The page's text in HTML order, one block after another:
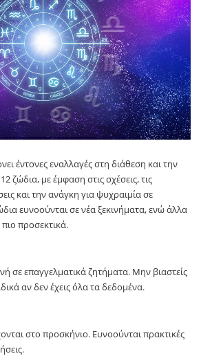
έντονες εναλλαγές στη διάθεση και την
ζώδια, με έμφαση στις σχέσεις, τις
και την ανάγκη για ψυχραιμία σε
ευνοούνται σε νέα ξεκινήματα, ενώ άλλα
προσεκτικά.
σε επαγγελματικά ζητήματα. Μην βιαστείς
αν δεν έχεις όλα τα δεδομένα.
στο προσκήνιο. Ευνοούνται πρακτικές